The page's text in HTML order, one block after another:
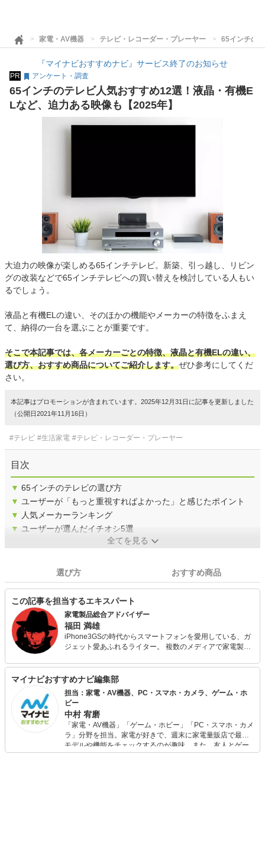
家電・AV機器 テレビ・レコーダー・プレーヤー 65インチの
『マイナビおすすめナビ』サービス終了のお知らせ
PR アンケート・調査
65インチのテレビ人気おすすめ12選！液晶・有機E
Lなど、迫力ある映像も【2025年】
大迫力の映像が楽しめる65インチテレビ。新築、引っ越し、リビン
グの改装などで65インチテレビへの買い替えを検討している人もい
るでしょう。
液晶と有機ELの違い、そのほかの機能やメーカーの特徴をふまえ
て、納得の一台を選ぶことが重要です。
そこで本記事では、各メーカーごとの特徴、液晶と有機ELの違い、
選び方、おすすめ商品についてご紹介します。ぜひ参考にしてくだ
さい。
本記事はプロモーションが含まれています。2025年12月31日に記事を更新しました
（公開日2021年11月16日）
#テレビ #生活家電 #テレビ・レコーダー・プレーヤー
目次
▼ 65インチのテレビの選び方
▼ ユーザーが「もっと重視すればよかった」と感じたポイント
▼
人気メーカーランキング
▼ ユーザーが選んだイチオシ5選
全てを見る
選び方 おすすめ商品
この記事を担当するエキスパート
家電製品総合アドバイザー
福田 満雄
iPhone3GSの時代からスマートフォンを愛用している、ガ
ジェット愛あふれるライター。 複数のメディアで家電製品
冷蔵庫からオーディオ、パソコンまで、幅広く知識を問わ
れる家電製品総合アドバイザー試験に一発合格。 最新機種
が好きなのはもちろん、過去の名機を安価に楽しむのも好
き。
マイナビおすすめナビ編集部
担当：家電・AV機器、PC・スマホ・カメラ、ゲーム・ホ
ビー
中村 宥磨
「家電・AV機器」「ゲーム・ホビー」「PC・スマホ・カメ
ラ」分野を担当。家電が好きで、週末に家電量販店で最新
モデルや機能をチェックするのが趣味。また、友人とゲー
ムを楽しみながら、新作タイトルやイベント情報もいち早